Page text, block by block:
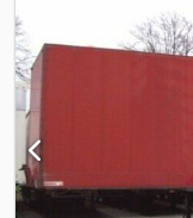
2
veículo: Bovenden,
Carroçaria:
de móveis
sujeito a alterações,